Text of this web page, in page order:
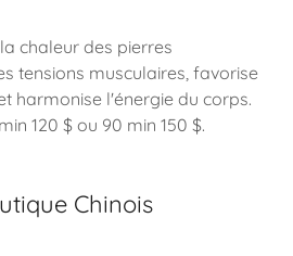
chaleur des pierres
tensions musculaires, favorise
harmonise l'énergie du corps.
120 $ ou 90 min 150 $.
Chinois